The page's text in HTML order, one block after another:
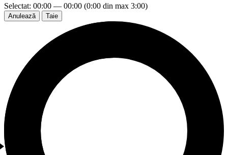
Selectat: 00:00 — 00:00 (0:00 din max 3:00)
Anulează Taie